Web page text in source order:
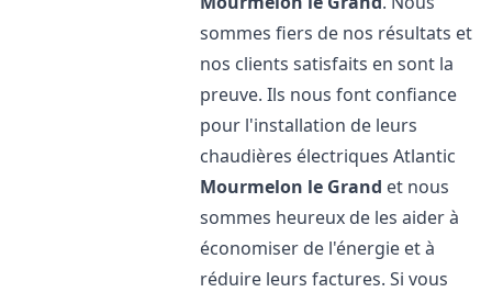
sommes fiers de nos résultats et
nos clients satisfaits en sont la
preuve. Ils nous font confiance
pour l'installation de leurs
chaudières électriques Atlantic
Mourmelon le Grand et nous
sommes heureux de les aider à
économiser de l'énergie et à
réduire leurs factures. Si vous